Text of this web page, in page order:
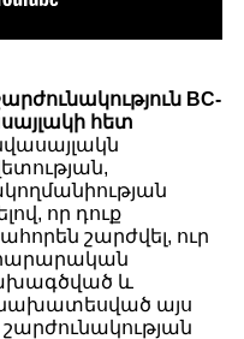
BC-
հետ
որ դուք
շարժվել, ուր
և
նախատեսված այս